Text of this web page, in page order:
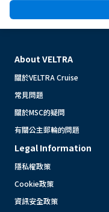
About VELTRA
關於VELTRA Cruise
常見問題
關於MSC的疑問
有關公主郵輪的問題
Legal Information
隱私權政策
Cookie政策
資訊安全政策